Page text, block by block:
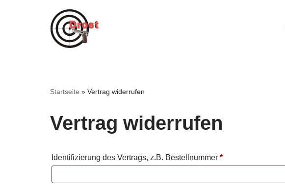
Startseite » Vertrag widerrufen
Vertrag widerrufen
Identifizierung des Vertrags, z.B. Bestellnummer *